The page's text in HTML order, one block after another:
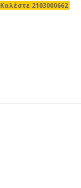
Καλέστε 2103000662